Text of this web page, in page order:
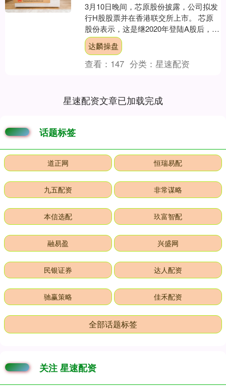
3月10日晚间，芯原股份披露，公司拟发
行H股股票并在香港联交所上市。 芯原
股份表示，这是继2020年登陆A股后，公
司迈向国际资本市场的重要战略举措，
标志着公司正....
达麟操盘
查看： 147 分类：星速配资
星速配资文章已加载完成
话题标签
道正网 恒瑞易配
九五配资 非常谋略
本信选配 玖富智配
融易盈 兴盛网
民银证券 达人配资
驰赢策略 佳禾配资
全部话题标签
关注 星速配资